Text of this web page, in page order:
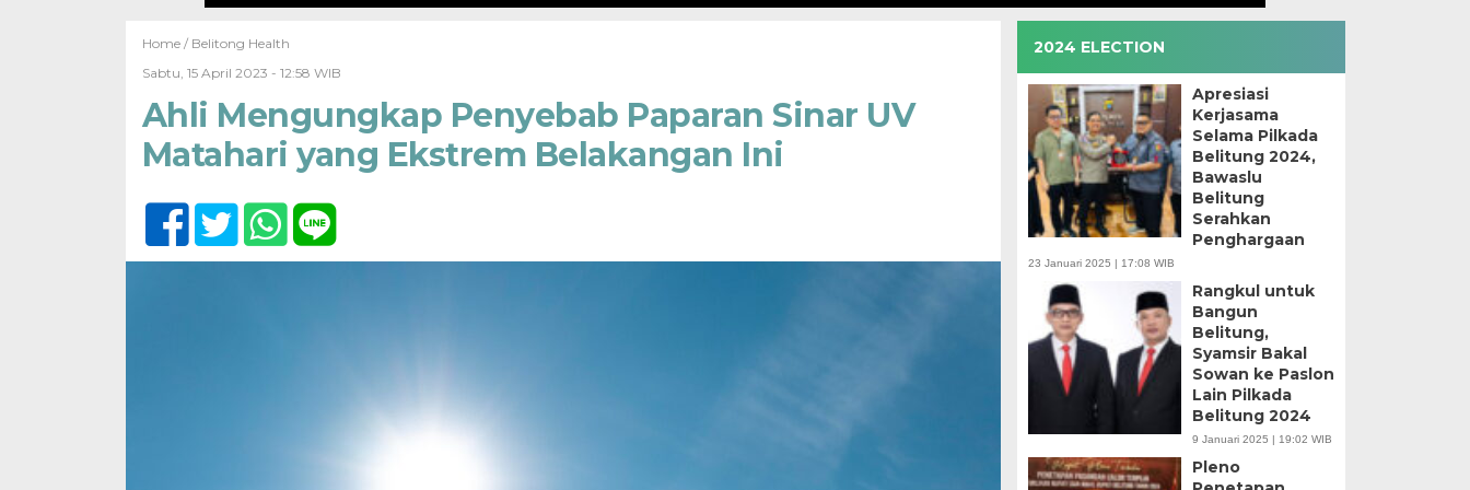
Home / Belitong Health
Sabtu, 15 April 2023 - 12:58 WIB
Ahli Mengungkap Penyebab Paparan Sinar UV
Matahari yang Ekstrem Belakangan Ini
2024 ELECTION
Apresiasi
Kerjasama
Selama Pilkada
Belitung 2024,
Bawaslu
Belitung
Serahkan
Penghargaan
23 Januari 2025 | 17:08 WIB
Rangkul untuk
Bangun
Belitung,
Syamsir Bakal
Sowan ke Paslon
Lain Pilkada
Belitung 2024
9 Januari 2025 | 19:02 WIB
Pleno